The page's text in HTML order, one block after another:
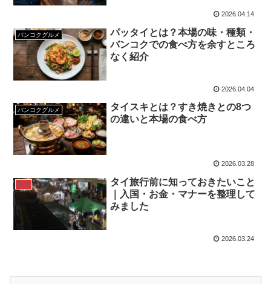
2026.04.14
バンコクグルメ
パッタイとは？本場の味・種類・
バンコクでの食べ方を余すところ
なく紹介
2026.04.04
バンコクグルメ
タイスキとは？すき焼きとの8つ
の違いと本場の食べ方
2026.03.28
タイ
タイ旅行前に知っておきたいこと
｜入国・お金・マナーを整理して
みました
2026.03.24